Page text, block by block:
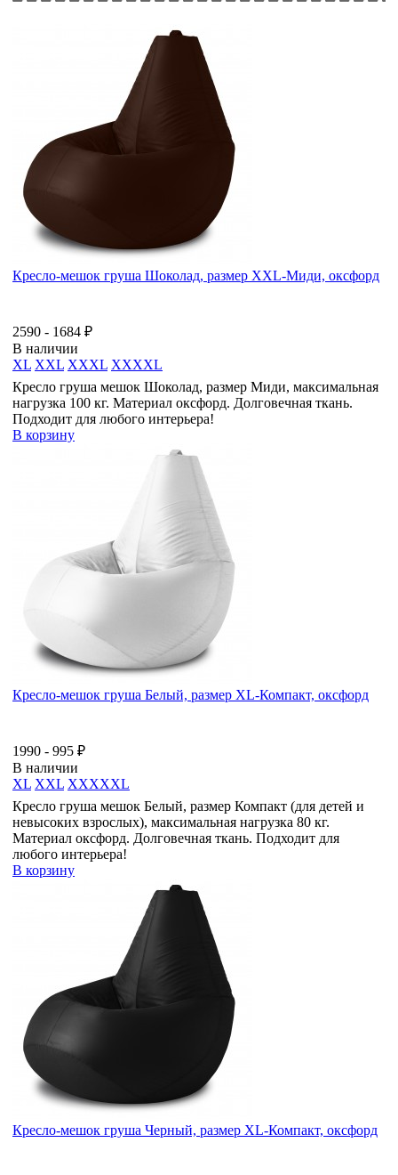
Кресло-мешок груша Шоколад, размер ХХL-Миди, оксфорд
2590 - 1684 ₽
В наличии
XL XXL XXXL XXXXL
Кресло груша мешок Шоколад, размер Миди, максимальная
нагрузка 100 кг. Материал оксфорд. Долговечная ткань.
Подходит для любого интерьера!
В корзину
Кресло-мешок груша Белый, размер XL-Компакт, оксфорд
1990 - 995 ₽
В наличии
XL XXL XXXXXL
Кресло груша мешок Белый, размер Компакт (для детей и
невысоких взрослых), максимальная нагрузка 80 кг.
Материал оксфорд. Долговечная ткань. Подходит для
любого интерьера!
В корзину
Кресло-мешок груша Черный, размер XL-Компакт, оксфорд